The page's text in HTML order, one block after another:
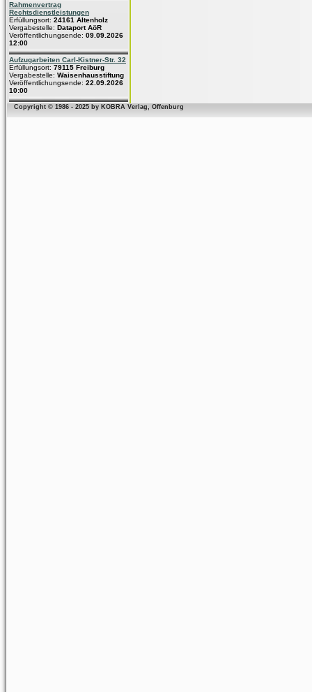
Rahmenvertrag
Rechtsdienstleistungen
Erfüllungsort: 24161 Altenholz
Vergabestelle: Dataport AöR
Veröffentlichungsende: 09.09.2026
12:00
Aufzugarbeiten Carl-Kistner-Str. 32
Erfüllungsort: 79115 Freiburg
Vergabestelle: Waisenhausstiftung
Veröffentlichungsende: 22.09.2026
10:00
Copyright © 1986 - 2025 by KOBRA Verlag, Offenburg